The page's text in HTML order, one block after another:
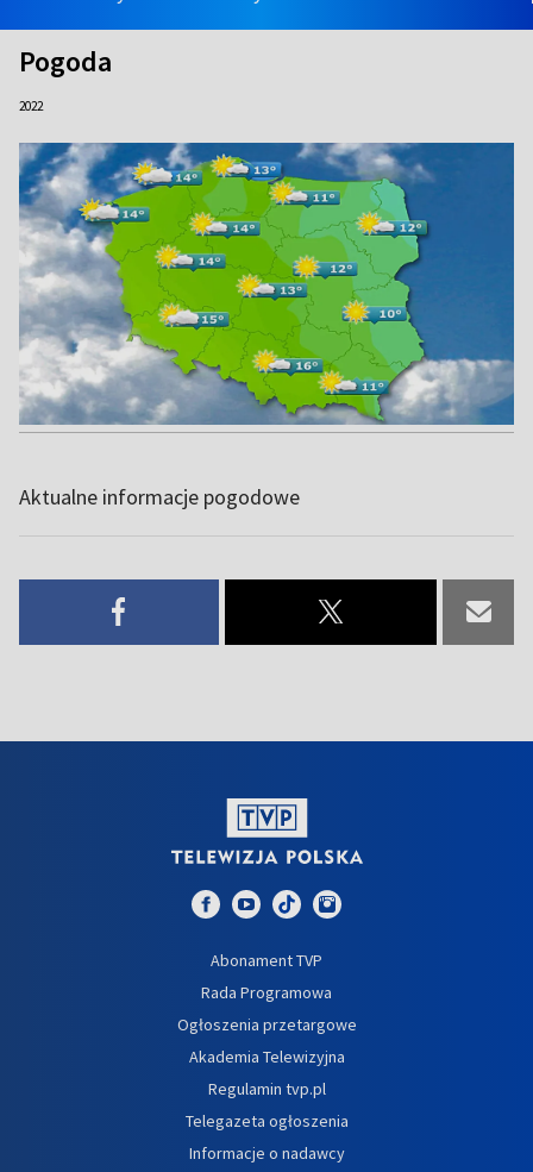
Pogoda
2022
Aktualne informacje pogodowe
Abonament TVP
Rada Programowa
Ogłoszenia przetargowe
Akademia Telewizyjna
Regulamin tvp.pl
Telegazeta ogłoszenia
Informacje o nadawcy